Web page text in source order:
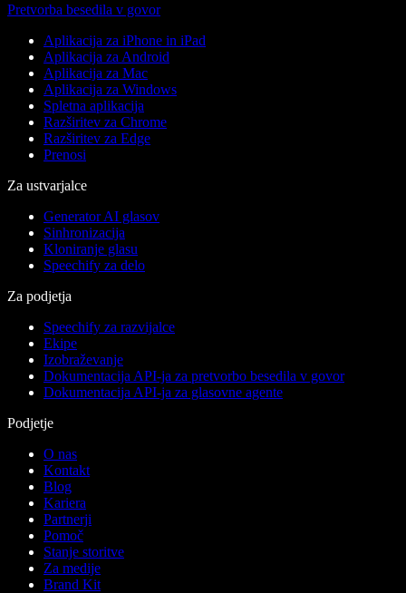
Pretvorba besedila v govor
Aplikacija za iPhone in iPad
Aplikacija za Android
Aplikacija za Mac
Aplikacija za Windows
Spletna aplikacija
Razširitev za Chrome
Razširitev za Edge
Prenosi
Za ustvarjalce
Generator AI glasov
Sinhronizacija
Kloniranje glasu
Speechify za delo
Za podjetja
Speechify za razvijalce
Ekipe
Izobraževanje
Dokumentacija API-ja za pretvorbo besedila v govor
Dokumentacija API-ja za glasovne agente
Podjetje
O nas
Kontakt
Blog
Kariera
Partnerji
Pomoč
Stanje storitve
Za medije
Brand Kit